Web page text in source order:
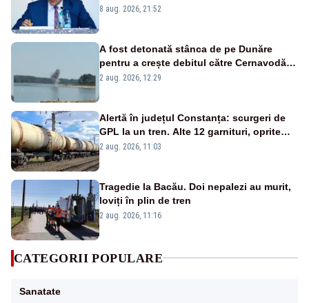
vedem dacă ciobanii vor fi despăgubiți”
8 aug. 2026, 21:52
A fost detonată stânca de pe Dunăre
pentru a crește debitul către Cernavodă –
VIDEO
2 aug. 2026, 12:29
Alertă în județul Constanța: scurgeri de
GPL la un tren. Alte 12 garnituri, oprite
aproape două ore
2 aug. 2026, 11:03
Tragedie la Bacău. Doi nepalezi au murit,
loviți în plin de tren
2 aug. 2026, 11:16
CATEGORII POPULARE
Sanatate